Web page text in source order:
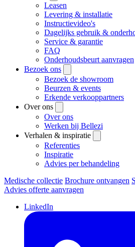
Leasen
Levering & installatie
Instructievideo's
Dagelijks gebruik &
Service & garantie
FAQ
Onderhoudsbeurt aanvragen
Bezoek ons
Bezoek de showroom
Beurzen & events
Erkende verkooppartners
Over ons
Over ons
Werken bij Bellezi
Verhalen & inspiratie
Referenties
Inspiratie
Advies per behandeling
Medische collectie Brochure ontvangen
Advies offerte aanvragen
LinkedIn